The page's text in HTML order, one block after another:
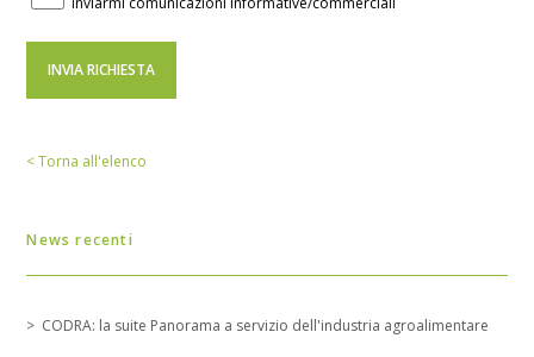
< Torna all'elenco
News recenti
CODRA: la suite Panorama a servizio dell'industria agroalimentare